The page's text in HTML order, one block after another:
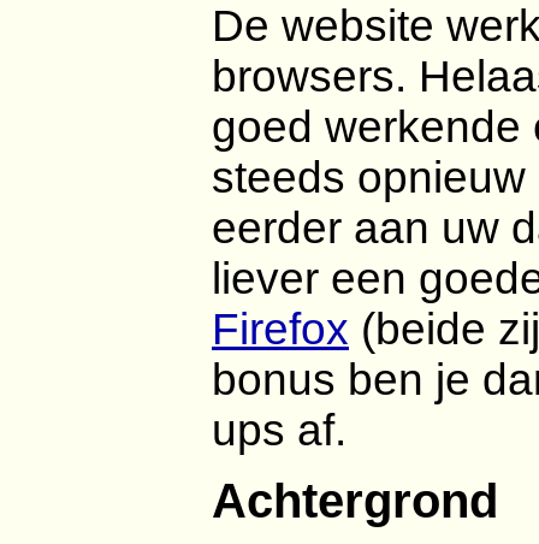
De website
browsers.
goed werkende
steeds
eerder aan uw
liever een
Firefox (beide
bonus ben je
ups af.
Achtergrond